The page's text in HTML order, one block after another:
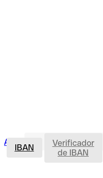
Acceso clientesAbrir cuenta
IBAN
Verificador
de IBAN